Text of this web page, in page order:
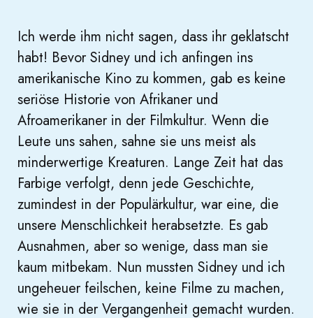
Ich werde ihm nicht sagen, dass ihr geklatscht
habt! Bevor Sidney und ich anfingen ins
amerikanische Kino zu kommen, gab es keine
seriöse Historie von Afrikaner und
Afroamerikaner in der Filmkultur. Wenn die
Leute uns sahen, sahne sie uns meist als
minderwertige Kreaturen. Lange Zeit hat das
Farbige verfolgt, denn jede Geschichte,
zumindest in der Populärkultur, war eine, die
unsere Menschlichkeit herabsetzte. Es gab
Ausnahmen, aber so wenige, dass man sie
kaum mitbekam. Nun mussten Sidney und ich
ungeheuer feilschen, keine Filme zu machen,
wie sie in der Vergangenheit gemacht wurden.